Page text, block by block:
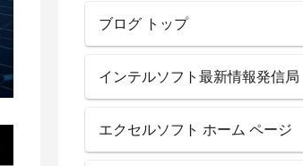
ブログ トップ
インテルソフト最新情報発信局
エクセルソフト ホーム ページ